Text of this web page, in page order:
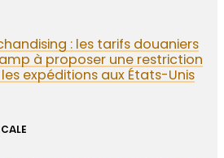
: les tarifs douaniers
à proposer une restriction
expéditions aux États-Unis